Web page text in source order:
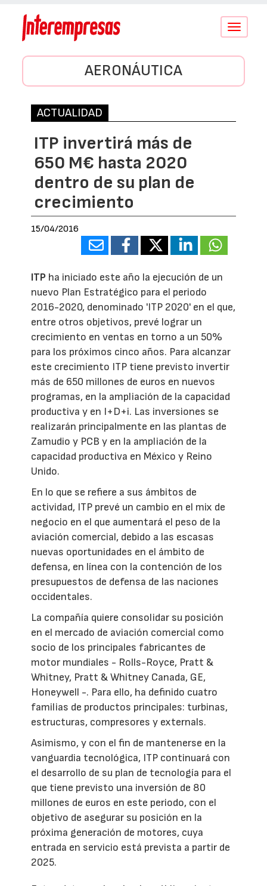
Conmutar
AERONÁUTICA
ACTUALIDAD
ITP invertirá más de
650 M€ hasta 2020
dentro de su plan de
crecimiento
15/04/2016
ITP ha iniciado este año la ejecución de un
nuevo Plan Estratégico para el periodo
2016-2020, denominado 'ITP 2020' en el que,
entre otros objetivos, prevé lograr un
crecimiento en ventas en torno a un 50%
para los próximos cinco años. Para alcanzar
este crecimiento ITP tiene previsto invertir
más de 650 millones de euros en nuevos
programas, en la ampliación de la capacidad
productiva y en I+D+i. Las inversiones se
realizarán principalmente en las plantas de
Zamudio y PCB y en la ampliación de la
capacidad productiva en México y Reino
Unido.
En lo que se refiere a sus ámbitos de
actividad, ITP prevé un cambio en el mix de
negocio en el que aumentará el peso de la
aviación comercial, debido a las escasas
nuevas oportunidades en el ámbito de
defensa, en línea con la contención de los
presupuestos de defensa de las naciones
occidentales.
La compañía quiere consolidar su posición
en el mercado de aviación comercial como
socio de los principales fabricantes de
motor mundiales - Rolls-Royce, Pratt &
Whitney, Pratt & Whitney Canada, GE,
Honeywell -. Para ello, ha definido cuatro
familias de productos principales: turbinas,
estructuras, compresores y externals.
Asimismo, y con el fin de mantenerse en la
vanguardia tecnológica, ITP continuará con
el desarrollo de su plan de tecnología para el
que tiene previsto una inversión de 80
millones de euros en este periodo, con el
objetivo de asegurar su posición en la
próxima generación de motores, cuya
entrada en servicio está prevista a partir de
2025.